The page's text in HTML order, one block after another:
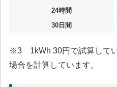
24時間
30日間
※3 1kWh 30円で試算して
場合を計算しています。